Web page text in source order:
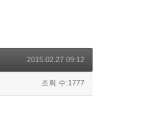
2015.02.27 09:12
조회 수:1777